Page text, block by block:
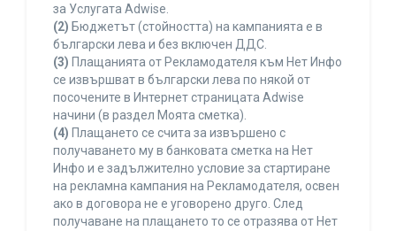
за Услугата Adwise.
(2) Бюджетът (стойността) на кампанията е в
български лева и без включен ДДС.
(3) Плащанията от Рекламодателя към Нет Инфо
се извършват в български лева по някой от
посочените в Интернет страницата Adwise
начини (в раздел Моята сметка).
(4) Плащането се счита за извършено с
получаването му в банковата сметка на Нет
Инфо и е задължително условие за стартиране
на рекламна кампания на Рекламодателя, освен
ако в договора не е уговорено друго. След
получаване на плащането то се отразява от Нет